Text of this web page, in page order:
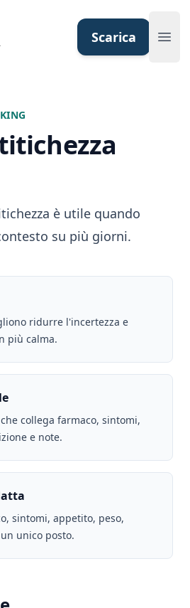
Scarica
è utile quando
su più giorni.
ridurre l'incertezza e
più calma.
collega farmaco, sintomi,
e note.
sintomi, appetito, peso,
unico posto.